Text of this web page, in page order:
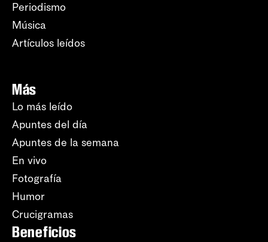
Periodismo
Música
Artículos leídos
Más
Lo más leído
Apuntes del día
Apuntes de la semana
En vivo
Fotografía
Humor
Crucigramas
Beneficios